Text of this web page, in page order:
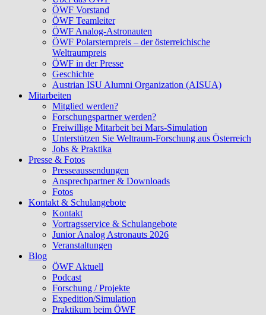
ÖWF Vorstand
ÖWF Teamleiter
ÖWF Analog-Astronauten
ÖWF Polarsternpreis – der österreichische
Weltraumpreis
ÖWF in der Presse
Geschichte
Austrian ISU Alumni Organization (AISUA)
Mitarbeiten
Mitglied werden?
Forschungspartner werden?
Freiwillige Mitarbeit bei Mars-Simulation
Unterstützen Sie Weltraum-Forschung aus Österreich
Jobs & Praktika
Presse & Fotos
Presseaussendungen
Ansprechpartner & Downloads
Fotos
Kontakt & Schulangebote
Kontakt
Vortragsservice & Schulangebote
Junior Analog Astronauts 2026
Veranstaltungen
Blog
ÖWF Aktuell
Podcast
Forschung / Projekte
Expedition/Simulation
Praktikum beim ÖWF